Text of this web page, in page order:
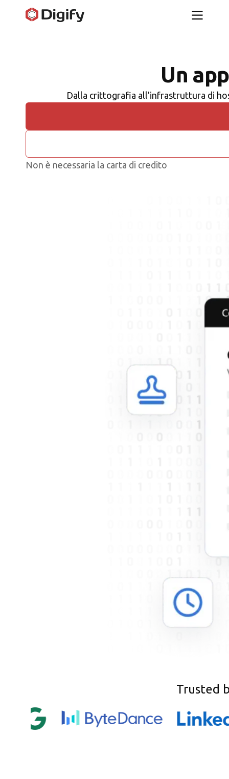
Un
Dalla crittografia all'infrastruttura di
Non è necessaria la carta di credito
Trusted